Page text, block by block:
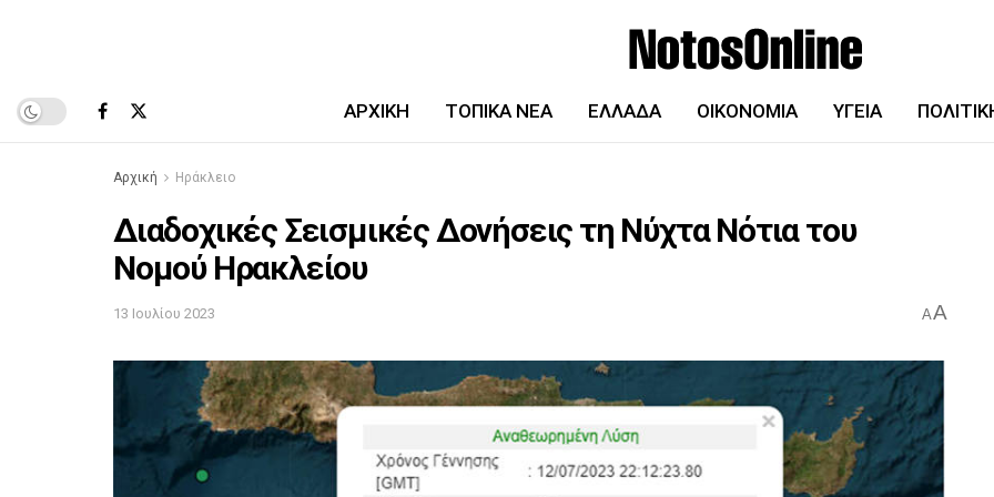
ΑΡΧΙΚΉ ΤΟΠΙΚΆ ΝΈΑ ΕΛΛΆΔΑ ΟΙΚΟΝΟΜΊΑ ΥΓΕΊΑ
Αρχική Ηράκλειο
Διαδοχικές Σεισμικές Δονήσεις τη Νύχτα Νότια του
Νομού Ηρακλείου
13 Ιουλίου 2023 AA